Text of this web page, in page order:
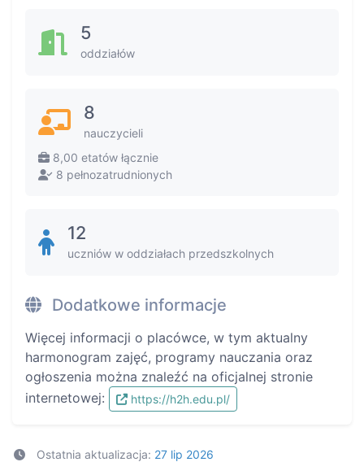
5
oddziałów
8
nauczycieli
8,00 etatów łącznie
8 pełnozatrudnionych
12
uczniów w oddziałach przedszkolnych
Dodatkowe informacje
Więcej informacji o placówce, w tym aktualny
harmonogram zajęć, programy nauczania oraz
ogłoszenia można znaleźć na oficjalnej stronie
internetowej:
https://h2h.edu.pl/
Ostatnia aktualizacja: 27 lip 2026